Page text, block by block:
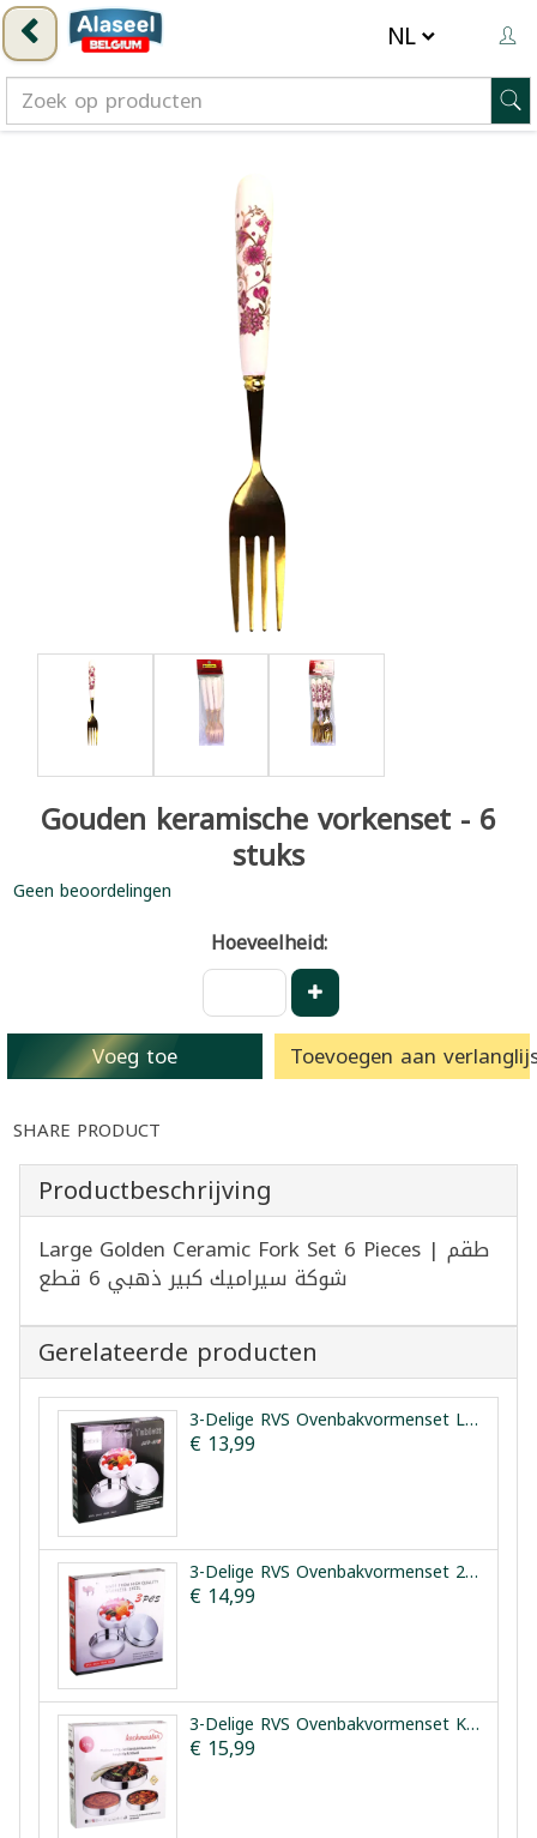
Gouden keramische vorkenset - 6
stuks
Geen beoordelingen
Hoeveelheid:
Voeg toe Toevoegen aan
SHARE PRODUCT
Productbeschrijving
Large Golden Ceramic Fork Set 6 Pieces | طقم
شوكة سيراميك كبير ذهبي 6 قطع
Gerelateerde producten
3-Delige RVS Ovenbakvormenset Leybecks 28/32/36cm
€ 13,99
3-Delige RVS Ovenbakvormenset 28/32/36cm
€ 14,99
3-Delige RVS Ovenbakvormenset Kochmaster Platinum
€ 15,99